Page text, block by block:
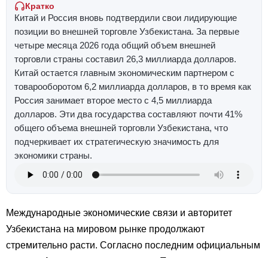
Кратко
Китай и Россия вновь подтвердили свои лидирующие
позиции во внешней торговле Узбекистана. За первые
четыре месяца 2026 года общий объем внешней
торговли страны составил 26,3 миллиарда долларов.
Китай остается главным экономическим партнером с
товарооборотом 6,2 миллиарда долларов, в то время как
Россия занимает второе место с 4,5 миллиарда
долларов. Эти два государства составляют почти 41%
общего объема внешней торговли Узбекистана, что
подчеркивает их стратегическую значимость для
экономики страны.
Международные экономические связи и авторитет
Узбекистана на мировом рынке продолжают
стремительно расти. Согласно последним официальным